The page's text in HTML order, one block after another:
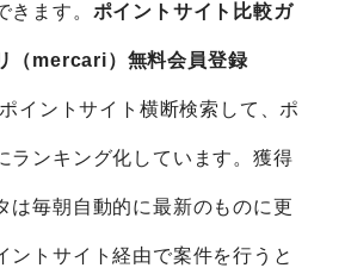
きます。 ポイントサイト比較ガ
（mercari）無料会員登録
イントサイト横断検索して、ポ
ランキング化しています。獲得
は毎朝自動的に最新のものに更
ントサイト経由で案件を行うと